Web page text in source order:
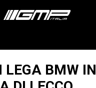
LEGA BMW IN